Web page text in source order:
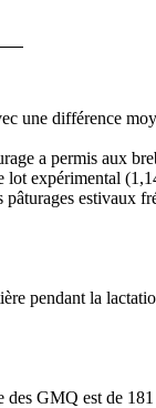
une différence
a permis aux
expérimental
estivaux
pendant la
des GMQ est de